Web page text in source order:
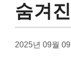
숨겨
2025년 09월